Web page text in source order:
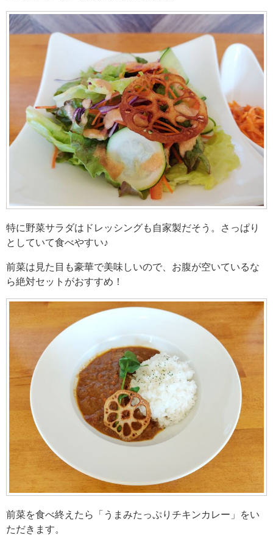
特に野菜サラダはドレッシングも自家製だそう。さっぱり
としていて食べやすい♪
前菜は見た目も豪華で美味しいので、お腹が空いているな
ら絶対セットがおすすめ！
前菜を食べ終えたら「うまみたっぷりチキンカレー」をい
ただきます。